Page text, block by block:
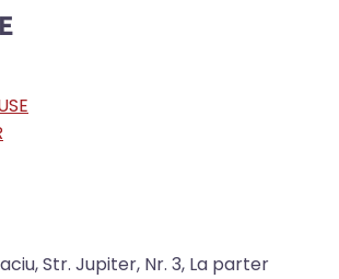
Str. Jupiter, Nr. 3, La parter